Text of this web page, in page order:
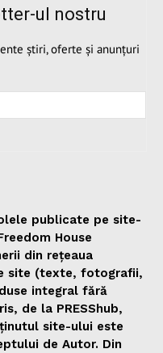
ul nostru
știri, oferte și anunțuri
publicate pe site-
House
din rețeaua
site (texte, fotografii,
integral fără
de la PRESShub,
site-ului este
de Autor. Din